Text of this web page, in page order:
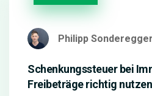
Philipp Sonderegger
Schenkungssteuer bei
Freibeträge richtig